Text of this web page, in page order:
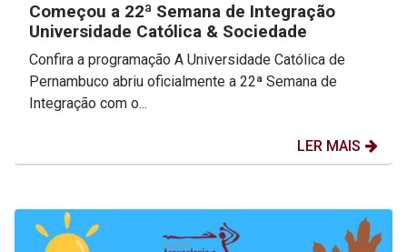
Começou a 22ª Semana de Integração
Universidade Católica & Sociedade
Confira a programação A Universidade Católica de
Pernambuco abriu oficialmente a 22ª Semana de
Integração com o...
LER MAIS